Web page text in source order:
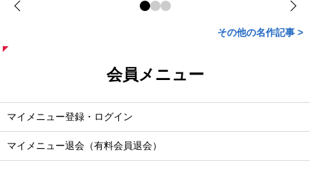
その他の名作記事 >
会員メニュー
マイメニュー登録・ログイン
マイメニュー退会（有料会員退会）